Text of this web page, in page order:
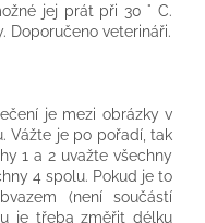
jej prát při 30 ° C.
Doporučeno veterináři.
je mezi obrázky v
Vážte je po pořadí, tak
1 a 2 uvažte všechny
4 spolu. Pokud je to
(není součástí
je třeba změřit délku